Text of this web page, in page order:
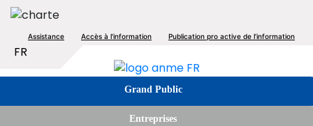
Aller
contenu
principal
Top
menu
Assistance Accès à l'information Publication pro active de l’information
FR
Grand Public
Entreprises